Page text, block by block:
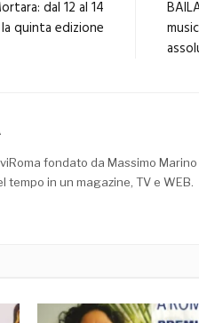
dal 12 al 14
quinta edizione
fondato da Massimo
tempo in un magazine, TV e WEB.